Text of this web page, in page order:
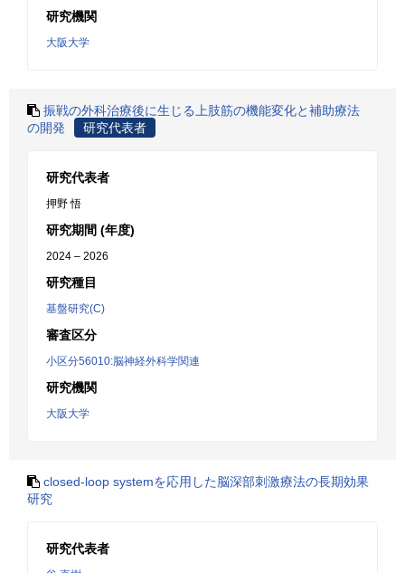
研究機関
大阪大学
振戦の外科治療後に生じる上肢筋の機能変化と補助療法
の開発
研究代表者
研究代表者
押野 悟
研究期間 (年度)
2024 – 2026
研究種目
基盤研究(C)
審査区分
小区分56010:脳神経外科学関連
研究機関
大阪大学
closed-loop systemを応用した脳深部刺激療法の長期効果
研究
研究代表者